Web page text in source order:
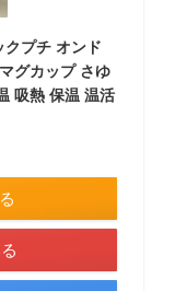
クプチ オンド
グカップ さゆ
吸熱 保温 温活